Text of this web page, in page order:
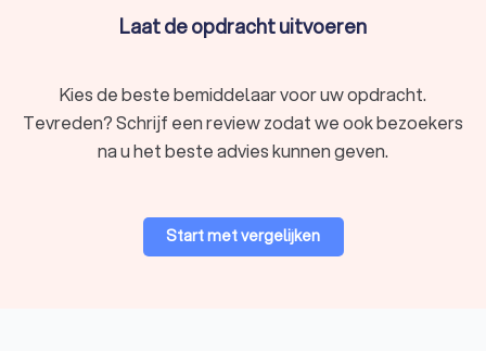
Laat de opdracht uitvoeren
Kies de beste bemiddelaar voor uw opdracht.
Tevreden? Schrijf een review zodat we ook bezoekers
na u het beste advies kunnen geven.
Start met vergelijken